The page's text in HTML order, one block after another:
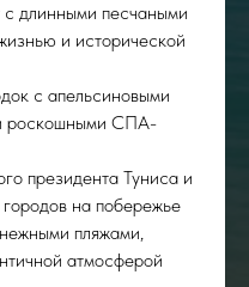
длинными песчаными
и исторической
с апельсиновыми
роскошными СПА-
президента Туниса и
на побережье
пляжами,
атмосферой